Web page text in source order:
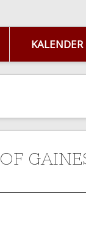
KALENDER